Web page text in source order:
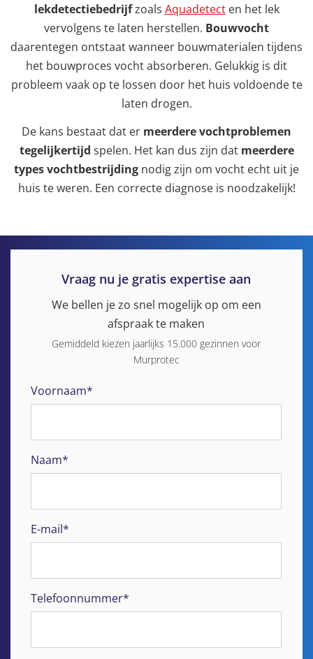
lekdetectiebedrijfzoals Aquadetecten het lek
vervolgens te laten herstellen. Bouwvocht
daarentegen ontstaat wanneer bouwmaterialen tijdens
het bouwproces vocht absorberen. Gelukkig is dit
probleem vaak op te lossen door het huis voldoende te
laten drogen.
De kans bestaat dat er meerdere vochtproblemen
tegelijkertijd spelen. Het kan dus zijn dat meerdere
types vochtbestrijding nodig zijn om vocht echt uit je
huis te weren. Een correcte diagnose is noodzakelijk!
Vraag nu je gratis expertise aan
We bellen je zo snel mogelijk op om een
afspraak te maken
Gemiddeld kiezen jaarlijks 15.000 gezinnen voor
Murprotec
Voornaam*
Naam*
E-mail*
Telefoonnummer*